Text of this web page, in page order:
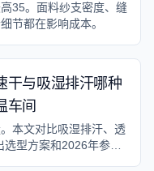
35。面料纱支密度、缝
节都在影响成本。
干与吸湿排汗哪种
车间
本文对比吸湿排汗、透
型方案和2026年参考